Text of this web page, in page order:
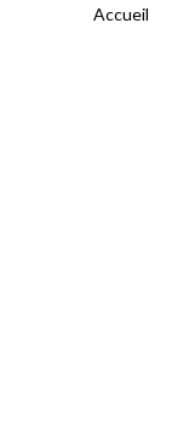
Accueil